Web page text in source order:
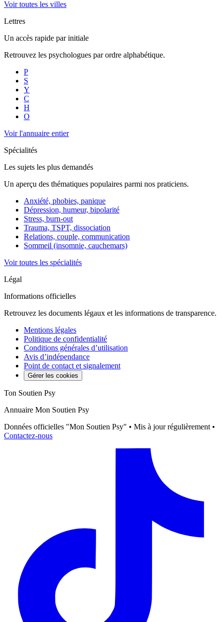
Voir toutes les villes
Lettres
Un accès rapide par initiale
Retrouvez les psychologues par ordre alphabétique.
P
S
Y
C
H
O
Voir l'annuaire entier
Spécialités
Les sujets les plus demandés
Un aperçu des thématiques populaires parmi nos praticiens.
Anxiété, phobies, panique
Dépression, humeur, bipolarité
Stress, burn-out
Trauma, TSPT, dissociation
Relations, couple, communication
Sommeil (insomnie, cauchemars)
Voir toutes les spécialités
Légal
Informations officielles
Retrouvez les documents légaux et les informations de transparence.
Mentions légales
Politique de confidentialité
Conditions générales d’utilisation
Avis d’indépendance
Point de contact et signalement
Gérer les cookies
Ton Soutien Psy
Annuaire Mon Soutien Psy
Données officielles "Mon Soutien Psy" • Mis à jour régulièrement •
Contactez-nous